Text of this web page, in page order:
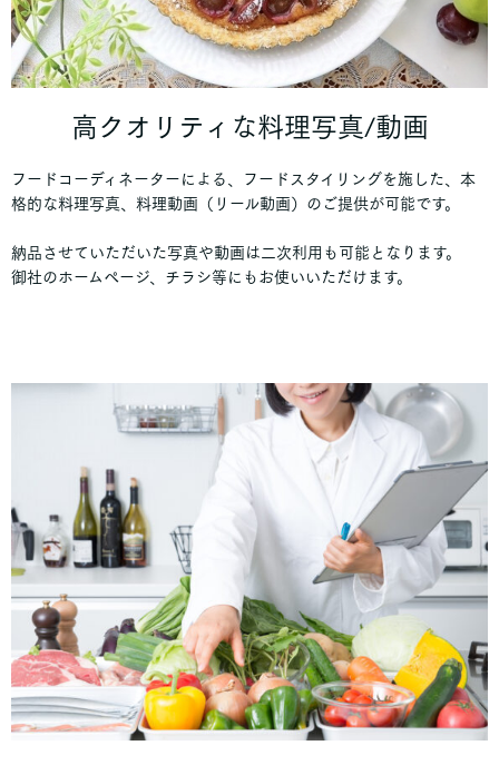
高クオリティな料理写真/動画
フードコーディネーターによる、フードスタイリングを施した、本
格的な料理写真、料理動画（リール動画）のご提供が可能です。
納品させていただいた写真や動画は二次利用も可能となります。
御社のホームページ、チラシ等にもお使いいただけます。